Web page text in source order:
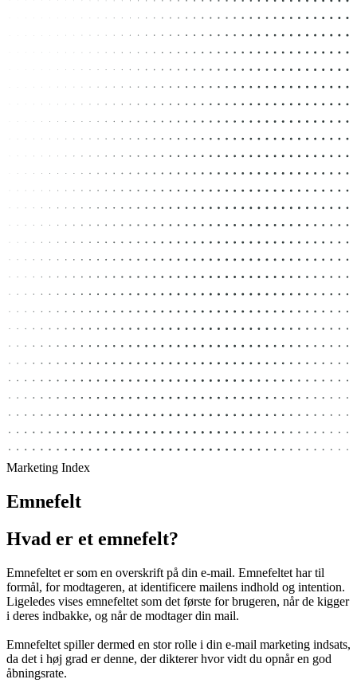
Marketing Index
Emnefelt
Hvad er et emnefelt?
Emnefeltet er som en overskrift på din e-mail. Emnefeltet har til
formål, for modtageren, at identificere mailens indhold og intention.
i deres indbakke, og når de modtager din mail.
Emnefeltet spiller dermed en stor rolle i din e-mail marketing indsats,